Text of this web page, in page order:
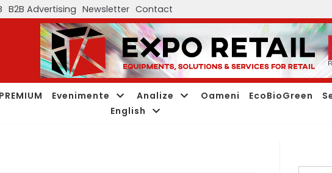
B2B Advertising Newsletter Contact
Evenimente Analize Oameni EcoBioGreen
English